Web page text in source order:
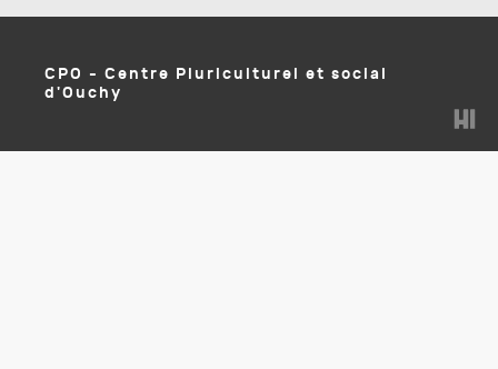
CPO - Centre Pluriculturel et social
d'Ouchy